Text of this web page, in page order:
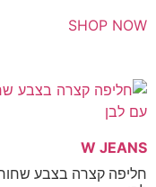
SALE
בצבע שחור עם